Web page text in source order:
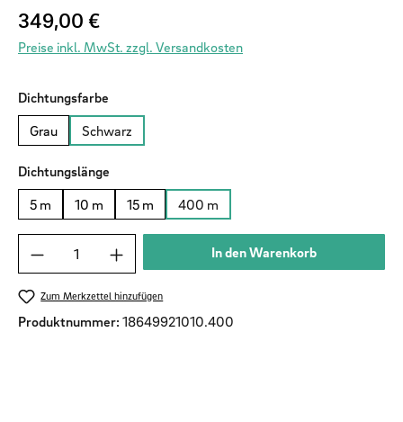
Regulärer Preis:
349,00 €
Preise inkl. MwSt. zzgl. Versandkosten
Dichtungsfarbe
Grau
Schwarz
Dichtungslänge
5 m
10 m 15 m 400 m
Produkt Anzahl: Gib den gewünschten Wert
In den Warenkorb
Zum Merkzettel hinzufügen
Produktnummer: 18649921010.400